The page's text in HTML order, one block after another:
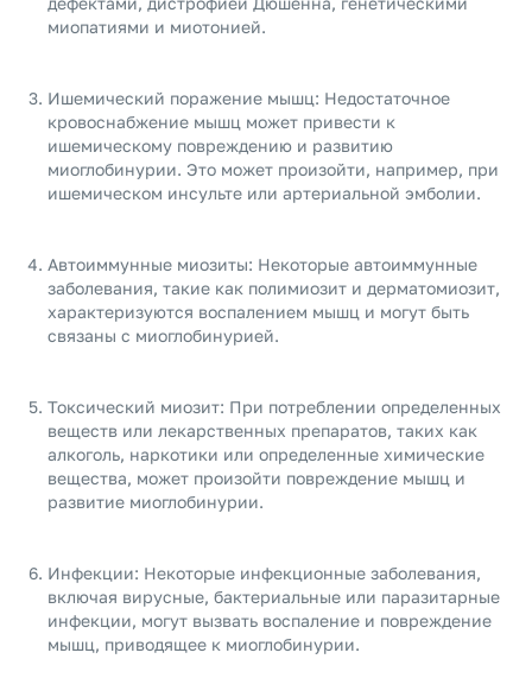
миопатиями и миотонией.
Ишемический поражение мышц: Недостаточное
кровоснабжение мышц может привести к
ишемическому повреждению и развитию
миоглобинурии. Это может произойти, например, при
ишемическом инсульте или артериальной эмболии.
Автоиммунные миозиты: Некоторые автоиммунные
заболевания, такие как полимиозит и дерматомиозит,
характеризуются воспалением мышц и могут быть
связаны с миоглобинурией.
Токсический миозит: При потреблении определенных
веществ или лекарственных препаратов, таких как
алкоголь, наркотики или определенные химические
вещества, может произойти повреждение мышц и
развитие миоглобинурии.
Инфекции: Некоторые инфекционные заболевания,
включая вирусные, бактериальные или паразитарные
инфекции, могут вызвать воспаление и повреждение
мышц, приводящее к миоглобинурии.